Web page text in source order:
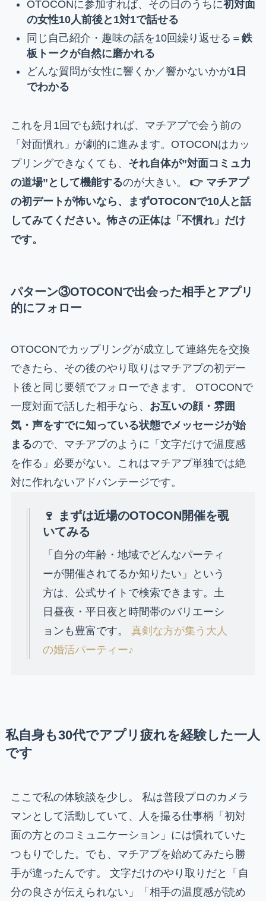
OTOCONに参加すれば、その日のうちに初対面
の女性10人前後と1対1で話せる
同じ自己紹介・趣味の話を10回繰り返せる＝ 鉄
板トークが自然に磨かれる
どんな質問が女性に響くか／響かないかが1日
でわかる
これを月1回でも続ければ、マチアプで会う前の
「対面慣れ」が劇的に進みます。OTOCONはカッ
プリングできなくても、 それ自体が”対面コミュ力
の道場”として機能するのが大きい。 👉 マチアプ
の初デートが怖いなら、まずOTOCONで10人と話
してみてください。怖さの正体は「不慣れ」だけ
です。
パターン③OTOCONで出会った相手とアプリ
的にフォロー
OTOCONでカップリングが成立して連絡先を交換
できたら、その後のやり取りはマチアプの初デー
ト後と同じ要領でフォローできます。 OTOCONで
一度対面で話した相手なら、 お互いの顔・雰囲
気・声をすでに知っている状態でメッセージが始
まるので、マチアプのように「文字だけで温度感
を作る」必要がない。これはマチアプ単独では絶
対に作れないアドバンテージです。
🍷 まずは近場のOTOCON開催を覗
いてみる
「自分の年齢・地域でどんなパーティ
ーが開催されてるか知りたい」という
方は、公式サイトで検索できます。土
日昼夜・平日夜と時間帯のバリエーシ
ョンも豊富です。 真剣な方が集う大人
の婚活パーティー♪
私自身も30代でアプリ疲れを経験した一人
です
ここで私の体験談を少し。 私は普段プロのカメラ
マンとして活動していて、人を撮る仕事柄「初対
面の方とのコミュニケーション」には慣れていた
つもりでした。でも、マチアプを始めてみたら勝
手が違ったんです。 文字だけのやり取りだと「自
分の良さが伝えられない」「相手の温度感が読め